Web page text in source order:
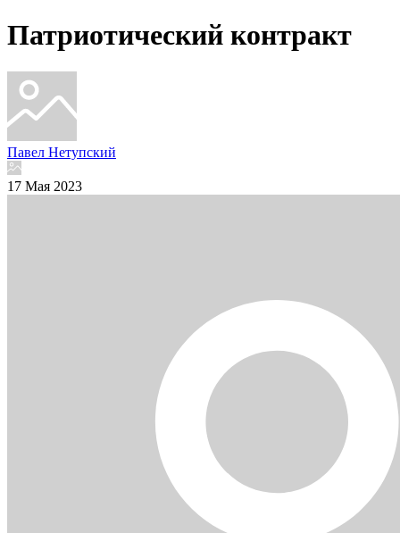
Патриотический контракт
Павел Нетупский
17 Мая 2023